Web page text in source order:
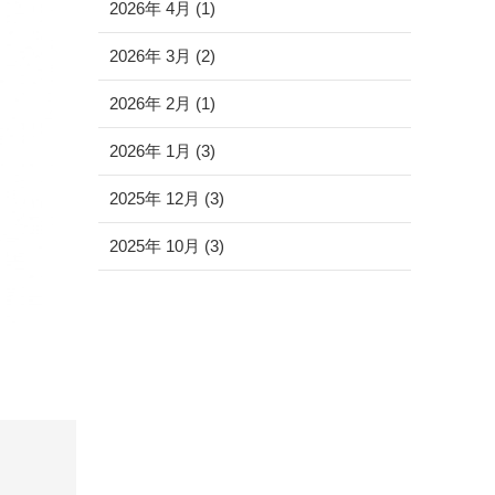
2026年 4月 (1)
2026年 3月 (2)
2026年 2月 (1)
2026年 1月 (3)
2025年 12月 (3)
2025年 10月 (3)